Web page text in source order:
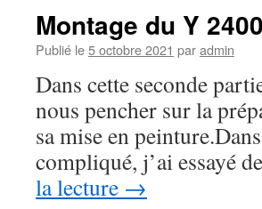
Montage du Y
Publié le5 octobre 2021 paradmin
Dans cette seconde
nous pencher sur la
sa mise en
compliqué, j’ai essayé
la lecture →